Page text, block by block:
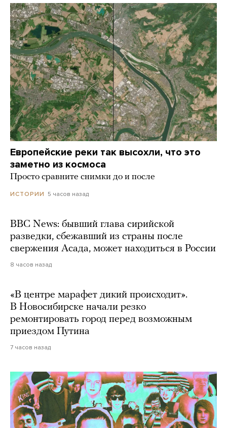
Европейские реки так высохли, что это
заметно из космоса
Просто сравните снимки до и после
ИСТОРИИ 5 часов назад
BBC News: бывший глава сирийской
разведки, сбежавший из страны после
свержения Асада, может находиться в России
8 часов назад
«В центре марафет дикий происходит».
В Новосибирске начали резко
ремонтировать город перед возможным
приездом Путина
7 часов назад